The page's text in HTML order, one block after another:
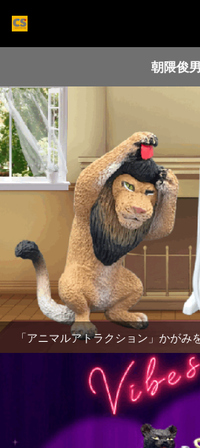
朝隈俊男
「アニマルアトラクション」かがみ